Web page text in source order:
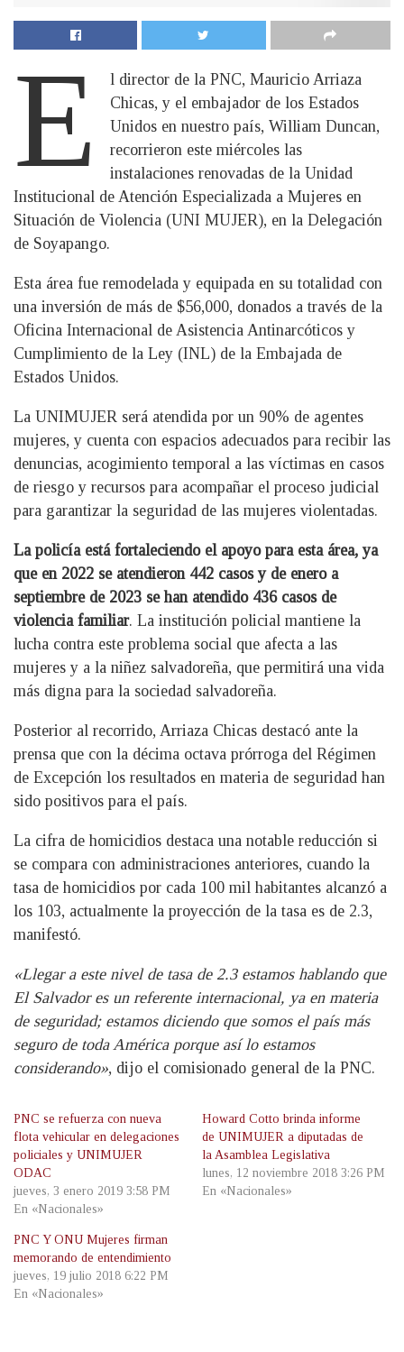
E
l director de la PNC, Mauricio Arriaza
Chicas, y el embajador de los Estados
Unidos en nuestro país, William Duncan,
recorrieron este miércoles las
instalaciones renovadas de la Unidad
Institucional de Atención Especializada a Mujeres en
Situación de Violencia (UNI MUJER), en la Delegación
de Soyapango.
Esta área fue remodelada y equipada en su totalidad con
una inversión de más de $56,000, donados a través de la
Oficina Internacional de Asistencia Antinarcóticos y
Cumplimiento de la Ley (INL) de la Embajada de
Estados Unidos.
La UNIMUJER será atendida por un 90% de agentes
mujeres, y cuenta con espacios adecuados para recibir las
denuncias, acogimiento temporal a las víctimas en casos
de riesgo y recursos para acompañar el proceso judicial
para garantizar la seguridad de las mujeres violentadas.
La policía está fortaleciendo el apoyo para esta área, ya
que en 2022 se atendieron 442 casos y de enero a
septiembre de 2023 se han atendido 436 casos de
violencia familiar. La institución policial mantiene la
lucha contra este problema social que afecta a las
mujeres y a la niñez salvadoreña, que permitirá una vida
más digna para la sociedad salvadoreña.
Posterior al recorrido, Arriaza Chicas destacó ante la
prensa que con la décima octava prórroga del Régimen
de Excepción los resultados en materia de seguridad han
sido positivos para el país.
La cifra de homicidios destaca una notable reducción si
se compara con administraciones anteriores, cuando la
tasa de homicidios por cada 100 mil habitantes alcanzó a
los 103, actualmente la proyección de la tasa es de 2.3,
manifestó.
«Llegar a este nivel de tasa de 2.3 estamos hablando que
El Salvador es un referente internacional, ya en materia
de seguridad; estamos diciendo que somos el país más
seguro de toda América porque así lo estamos
considerando», dijo el comisionado general de la PNC.
PNC se refuerza con nueva
flota vehicular en delegaciones
policiales y UNIMUJER
ODAC
jueves, 3 enero 2019 3:58 PM
En «Nacionales»
Howard Cotto brinda informe
de UNIMUJER a diputadas de
la Asamblea Legislativa
lunes, 12 noviembre 2018 3:26 PM
En «Nacionales»
PNC Y ONU Mujeres firman
memorando de entendimiento
jueves, 19 julio 2018 6:22 PM
En «Nacionales»